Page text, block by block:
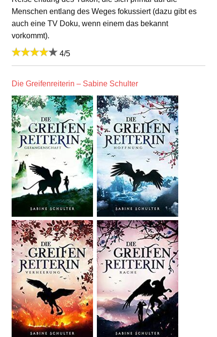
Menschen entlang des Weges fokussiert (dazu gibt es
auch eine TV Doku, wenn einem das bekannt
vorkommt).
4/5
Die Greifenreiterin – Sabine Schulter